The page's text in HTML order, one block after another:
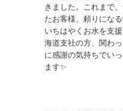
きました。これまで
たお客様、頼りにな
いちはやくお水を支
海道支社の方、関わ
に感謝の気持ちでい
ます✨